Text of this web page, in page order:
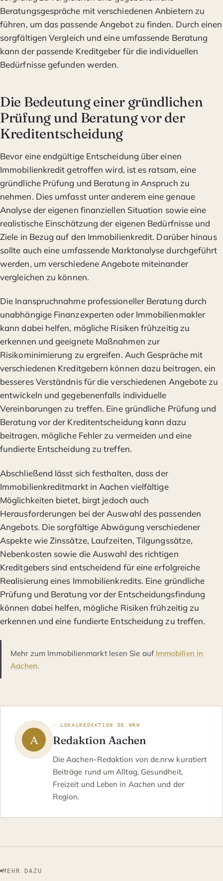
Beratungsgespräche mit verschiedenen Anbietern zu
führen, um das passende Angebot zu finden. Durch einen
sorgfältigen Vergleich und eine umfassende Beratung
kann der passende Kreditgeber für die individuellen
Bedürfnisse gefunden werden.
Die Bedeutung einer gründlichen
Prüfung und Beratung vor der
Kreditentscheidung
Bevor eine endgültige Entscheidung über einen
Immobilienkredit getroffen wird, ist es ratsam, eine
gründliche Prüfung und Beratung in Anspruch zu
nehmen. Dies umfasst unter anderem eine genaue
Analyse der eigenen finanziellen Situation sowie eine
realistische Einschätzung der eigenen Bedürfnisse und
Ziele in Bezug auf den Immobilienkredit. Darüber hinaus
sollte auch eine umfassende Marktanalyse durchgeführt
werden, um verschiedene Angebote miteinander
vergleichen zu können.
Die Inanspruchnahme professioneller Beratung durch
unabhängige Finanzexperten oder Immobilienmakler
kann dabei helfen, mögliche Risiken frühzeitig zu
erkennen und geeignete Maßnahmen zur
Risikominimierung zu ergreifen. Auch Gespräche mit
verschiedenen Kreditgebern können dazu beitragen, ein
besseres Verständnis für die verschiedenen Angebote zu
entwickeln und gegebenenfalls individuelle
Vereinbarungen zu treffen. Eine gründliche Prüfung und
Beratung vor der Kreditentscheidung kann dazu
beitragen, mögliche Fehler zu vermeiden und eine
fundierte Entscheidung zu treffen.
Abschließend lässt sich festhalten, dass der
Immobilienkreditmarkt in Aachen vielfältige
Möglichkeiten bietet, birgt jedoch auch
Herausforderungen bei der Auswahl des passenden
Angebots. Die sorgfältige Abwägung verschiedener
Aspekte wie Zinssätze, Laufzeiten, Tilgungssätze,
Nebenkosten sowie die Auswahl des richtigen
Kreditgebers sind entscheidend für eine erfolgreiche
Realisierung eines Immobilienkredits. Eine gründliche
Prüfung und Beratung vor der Entscheidungsfindung
können dabei helfen, mögliche Risiken frühzeitig zu
erkennen und eine fundierte Entscheidung zu treffen.
Mehr zum Immobilienmarkt lesen Sie auf Immobilien in
Aachen.
◦ LOKALREDAKTION DE.NRW
Redaktion Aachen
Die Aachen-Redaktion von de.nrw kuratiert
Beiträge rund um Alltag, Gesundheit,
Freizeit und Leben in Aachen und der
Region.
MEHR DAZU